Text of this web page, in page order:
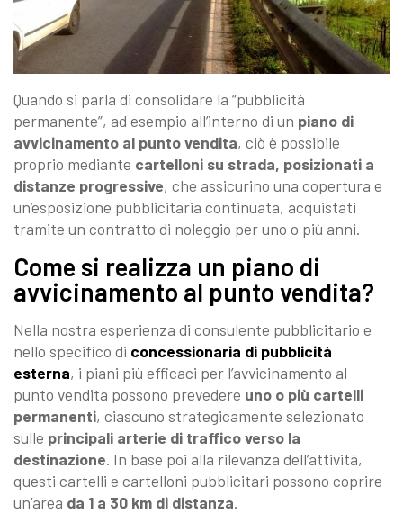
Quando si parla di consolidare la “pubblicità
permanente”, ad esempio all’interno di un piano di
avvicinamento al punto vendita, ciò è possibile
proprio mediante cartelloni su strada, posizionati a
distanze progressive, che assicurino una copertura e
un’esposizione pubblicitaria continuata, acquistati
tramite un contratto di noleggio per uno o più anni.
Come si realizza un piano di
avvicinamento al punto vendita?
Nella nostra esperienza di consulente pubblicitario e
nello specifico di concessionaria di pubblicità
esterna, i piani più efficaci per l’avvicinamento al
punto vendita possono prevedere uno o più cartelli
permanenti, ciascuno strategicamente selezionato
sulle principali arterie di traffico verso la
destinazione. In base poi alla rilevanza dell’attività,
questi cartelli e cartelloni pubblicitari possono coprire
un’area da 1 a 30 km di distanza.